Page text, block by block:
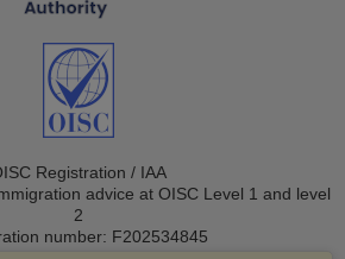
Registration / IAA
advice at OISC Level 1 and level
2
number: F202534845